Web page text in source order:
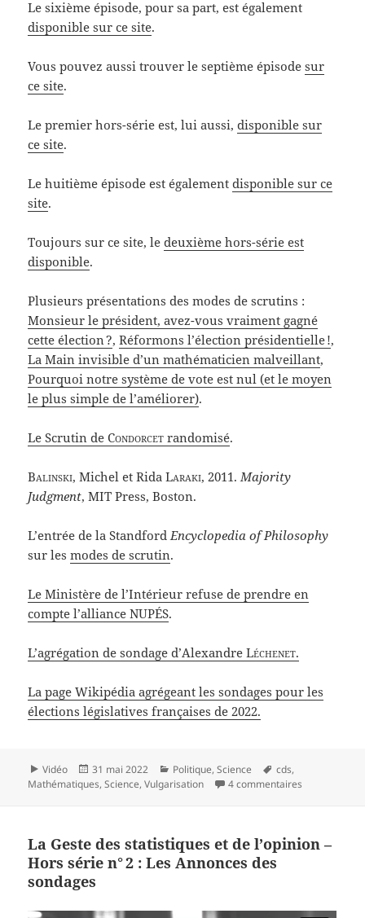
Le sixième épisode, pour sa part, est également
disponible sur ce site.
Vous pouvez aussi trouver le septième épisodesur
ce site.
Le premier hors-série est, lui aussi,disponible sur
ce site.
Le huitième épisode est égalementdisponible sur ce
site.
Toujours sur ce site, ledeuxième hors-série est
disponible.
Plusieurs présentations des modes de scrutins :
Monsieur le président, avez-vous vraiment gagné
cette élection ?,Réformons l’élection présidentielle !,
La Main invisible d’un mathématicien malveillant,
Pourquoi notre système de vote est nul (et le moyen
le plus simple de l’améliorer).
Le Scrutin deCondorcet randomisé.
Balinski, Michel et RidaLaraki, 2011. Majority
Judgment, MIT Press, Boston.
L’entrée de la Standford Encyclopedia of Philosophy
sur lesmodes de scrutin.
Le Ministère de l’Intérieur refuse de prendre en
compte l’alliance NUPÉS.
L’agrégation de sondage d’AlexandreLéchenet.
La page Wikipédia agrégeant les sondages pour les
élections législatives françaises de 2022.
Format
Vidéo
Publié
le
31 mai 2022 Catégories
Politique,Science
Mots-
clés
cds,
Mathématiques,Science,Vulgarisation 4 commentaires
La Geste des statistiques et de l’opinion –
Hors série n° 2 : Les Annonces des
sondages